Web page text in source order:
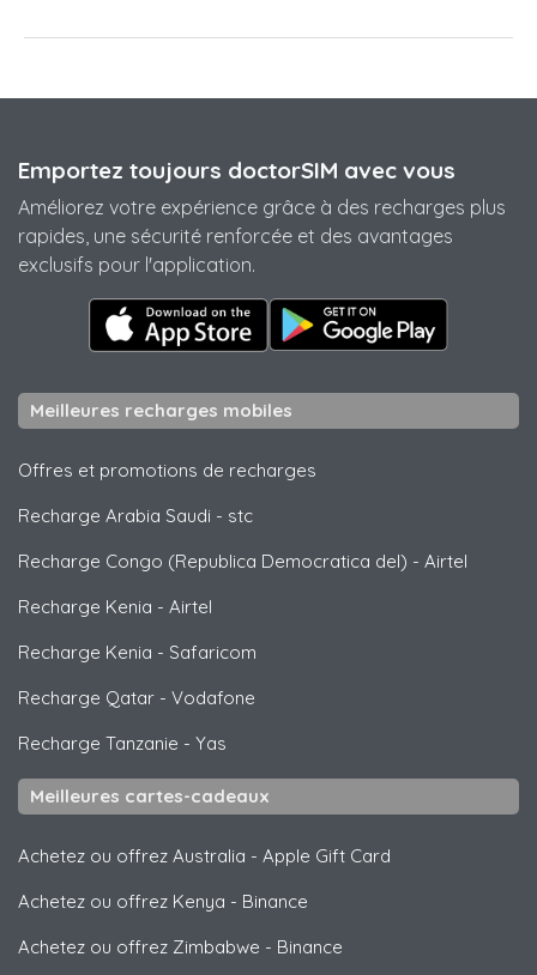
Emportez toujours doctorSIM avec vous
Améliorez votre expérience grâce à des recharges plus
rapides, une sécurité renforcée et des avantages
exclusifs pour l'application.
Meilleures recharges mobiles
Offres et promotions de recharges
Recharge Arabia Saudi - stc
Recharge Congo (Republica Democratica del) - Airtel
Recharge Kenia - Airtel
Recharge Kenia - Safaricom
Recharge Qatar - Vodafone
Recharge Tanzanie - Yas
Meilleures cartes-cadeaux
Achetez ou offrez Australia - Apple Gift Card
Achetez ou offrez Kenya - Binance
Achetez ou offrez Zimbabwe - Binance